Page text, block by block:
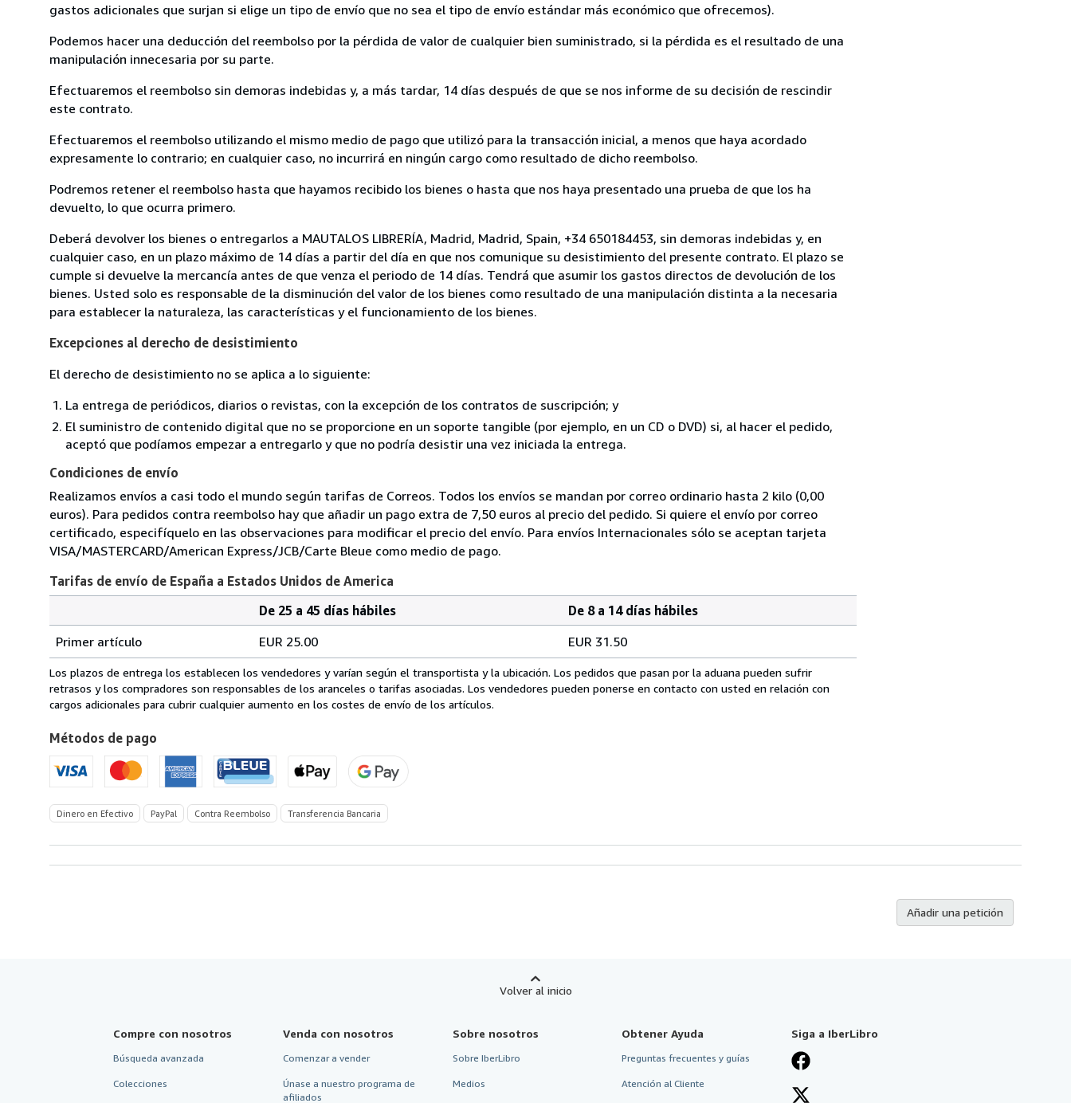
gastos adicionales que surjan si elige un tipo de envío que no sea el tipo de envío estándar más económico que ofrecemos).
Podemos hacer una deducción del reembolso por la pérdida de valor de cualquier bien suministrado, si la pérdida es el resultado de una
manipulación innecesaria por su parte.
Efectuaremos el reembolso sin demoras indebidas y, a más tardar, 14 días después de que se nos informe de su decisión de rescindir
este contrato.
Efectuaremos el reembolso utilizando el mismo medio de pago que utilizó para la transacción inicial, a menos que haya acordado
expresamente lo contrario; en cualquier caso, no incurrirá en ningún cargo como resultado de dicho reembolso.
Podremos retener el reembolso hasta que hayamos recibido los bienes o hasta que nos haya presentado una prueba de que los ha
devuelto, lo que ocurra primero.
Deberá devolver los bienes o entregarlos a MAUTALOS LIBRERÍA, Madrid, Madrid, Spain, +34 650184453, sin demoras indebidas y, en
cualquier caso, en un plazo máximo de 14 días a partir del día en que nos comunique su desistimiento del presente contrato. El plazo se
cumple si devuelve la mercancía antes de que venza el periodo de 14 días. Tendrá que asumir los gastos directos de devolución de los
bienes. Usted solo es responsable de la disminución del valor de los bienes como resultado de una manipulación distinta a la necesaria
para establecer la naturaleza, las características y el funcionamiento de los bienes.
Excepciones al derecho de desistimiento
El derecho de desistimiento no se aplica a lo siguiente:
La entrega de periódicos, diarios o revistas, con la excepción de los contratos de suscripción; y
El suministro de contenido digital que no se proporcione en un soporte tangible (por ejemplo, en un CD o DVD) si, al hacer el pedido,
aceptó que podíamos empezar a entregarlo y que no podría desistir una vez iniciada la entrega.
Condiciones de envío
Realizamos envíos a casi todo el mundo según tarifas de Correos. Todos los envíos se mandan por correo ordinario hasta 2 kilo (0,00
euros). Para pedidos contra reembolso hay que añadir un pago extra de 7,50 euros al precio del pedido. Si quiere el envío por correo
certificado, especifíquelo en las observaciones para modificar el precio del envío. Para envíos Internacionales sólo se aceptan tarjeta
VISA/MASTERCARD/American Express/JCB/Carte Bleue como medio de pago.
Tarifas de envío de España a Estados Unidos de America
de
envío
de
España
Estados
Unidos
de
America
pedido
De 25 a 45 días hábiles
De 8 a 14 días hábiles
Primer artículo
EUR 25.00 EUR 31.50
Los plazos de entrega los establecen los vendedores y varían según el transportista y la ubicación. Los pedidos que pasan por la aduana pueden sufrir
retrasos y los compradores son responsables de los aranceles o tarifas asociadas. Los vendedores pueden ponerse en contacto con usted en relación con
cargos adicionales para cubrir cualquier aumento en los costes de envío de los artículos.
Métodos de pago
Dinero en Efectivo PayPal Contra Reembolso Transferencia Bancaria
Añadir una petición
Volver al inicio
Compre con nosotros
Búsqueda avanzada
Colecciones
Venda con nosotros
Comenzar a vender
Únase a nuestro programa de
afiliados
Sobre nosotros
Sobre IberLibro
Medios
Obtener Ayuda
Preguntas frecuentes y guías
Atención al Cliente
Siga a IberLibro